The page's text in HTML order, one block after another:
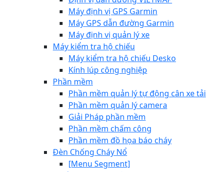
Máy định vị GPS Garmin
Máy GPS dẫn đường Garmin
Máy định vị quản lý xe
Máy kiểm tra hộ chiếu
Máy kiểm tra hộ chiếu Desko
Kính lúp công nghiệp
Phần mềm
Phần mềm quản lý tự động cân xe tải
Phần mềm quản lý camera
Giải Pháp phần mềm
Phần mềm chấm công
Phần mềm đồ họa báo cháy
Đèn Chống Cháy Nổ
[Menu Segment]